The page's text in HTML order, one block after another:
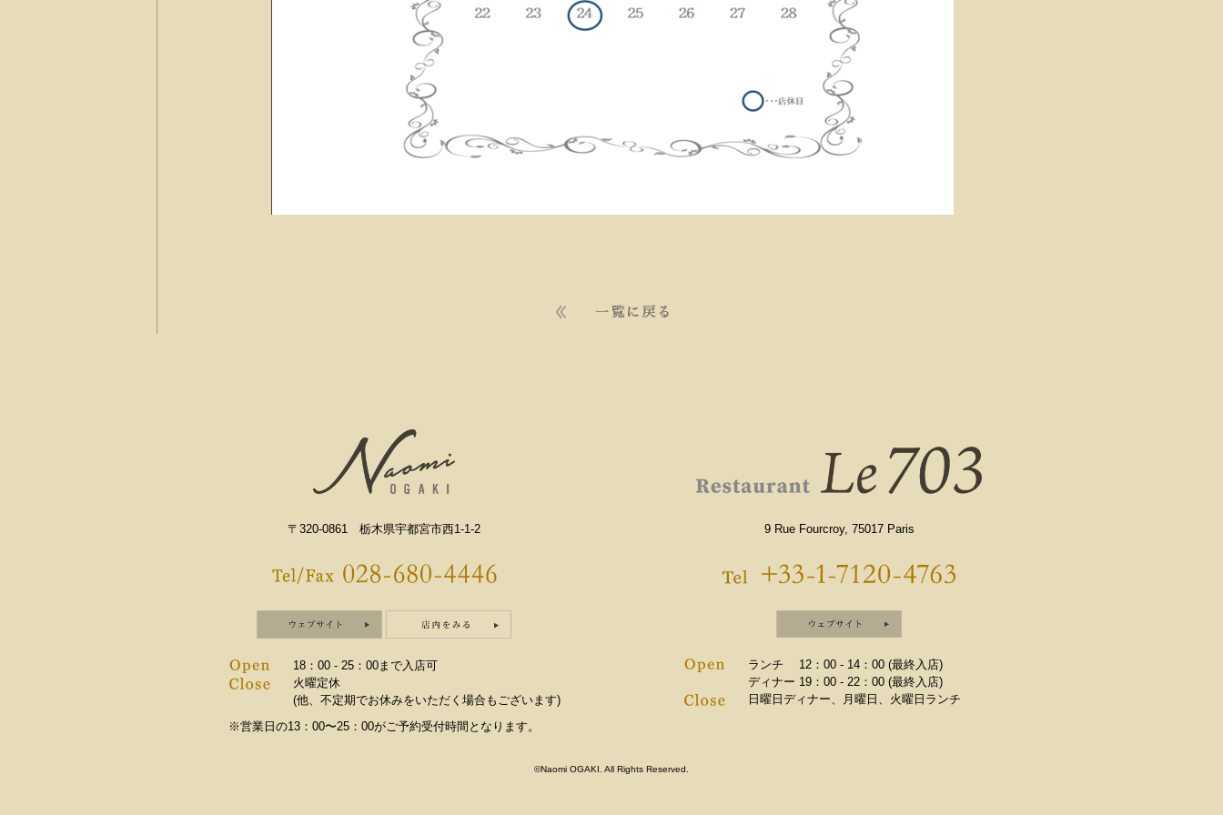
〒320-0861 栃木県宇都宮市西1-1-2
18：00 - 25：00まで入店可
火曜定休
(他、不定期でお休みをいただく場合もございます)
※営業日の13：00〜25：00がご予約受付時間となります。
9 Rue Fourcroy, 75017 Paris
ランチ 12：00 - 14：00 (最終入店)
ディナー 19：00 - 22：00 (最終入店)
日曜日ディナー、月曜日、火曜日ランチ
©Naomi OGAKI. All Rights Reserved.